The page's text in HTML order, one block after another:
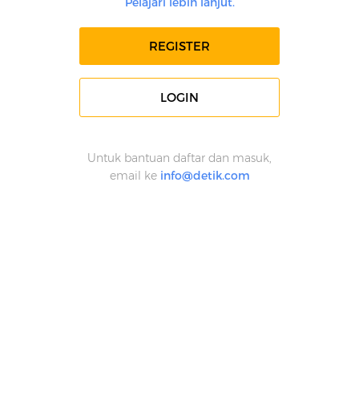
REGISTER
LOGIN
Untuk bantuan daftar dan masuk,
email ke info@detik.com